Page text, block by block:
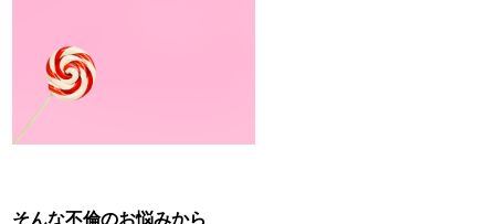
そんな不倫のお悩みから